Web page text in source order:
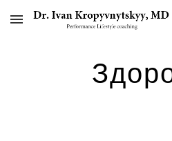
Skip to main content